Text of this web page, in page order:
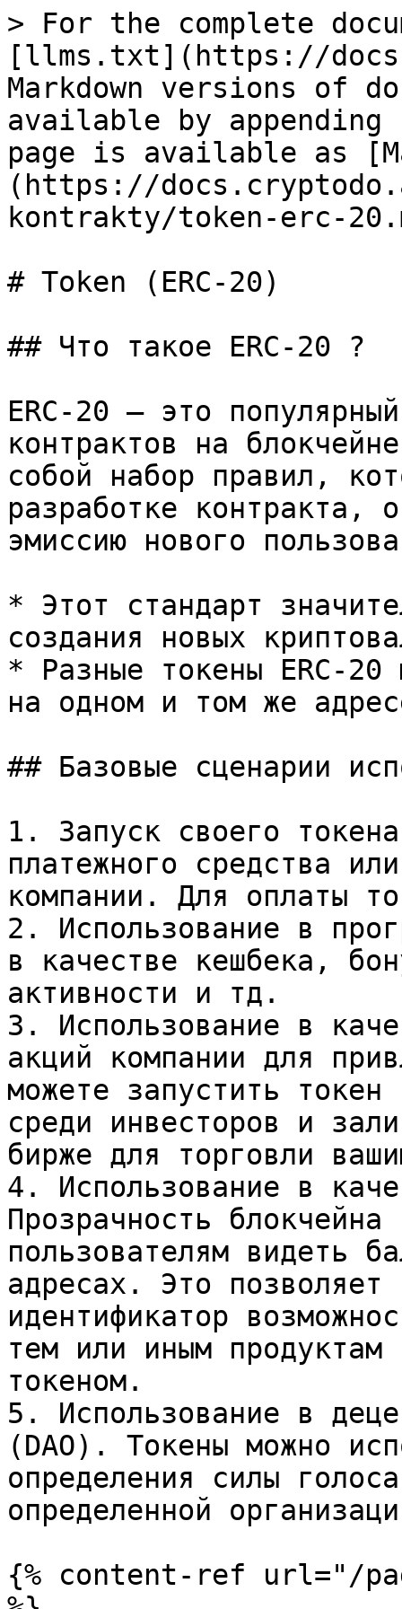
> For the complete
[llms.txt](https://
Markdown versions of
available by
page is available as
(https://
kontrakty/token-erc-
# Token (ERC-20)
## Что такое ERC-20 ?
ERC-20 — это
контрактов на
собой набор правил,
разработке контракта,
эмиссию нового
* Этот стандарт
создания новых
* Разные токены ERC-20
на одном и том же
## Базовые сценарии
1. Запуск своего
платежного средства
компании. Для оплаты
2. Использование в
в качестве кешбека,
активности и тд.
3. Использование в
акций компании для
можете запустить
среди инвесторов и
бирже для торговли
4. Использование в
Прозрачность блокчейна
пользователям видеть
адресах. Это позволяет
идентификатор
тем или иным продуктам
токеном.
5. Использование в
(DAO). Токены можно
определения силы
определенной
{% content-ref url="/